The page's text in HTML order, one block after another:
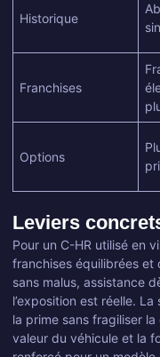
Historique
Franchises
Options
Leviers
Pour un C-HR utilisé en
franchises équilibrées
sans malus, assistance
l’exposition est réelle.
la prime sans fragiliser la
valeur du véhicule et la